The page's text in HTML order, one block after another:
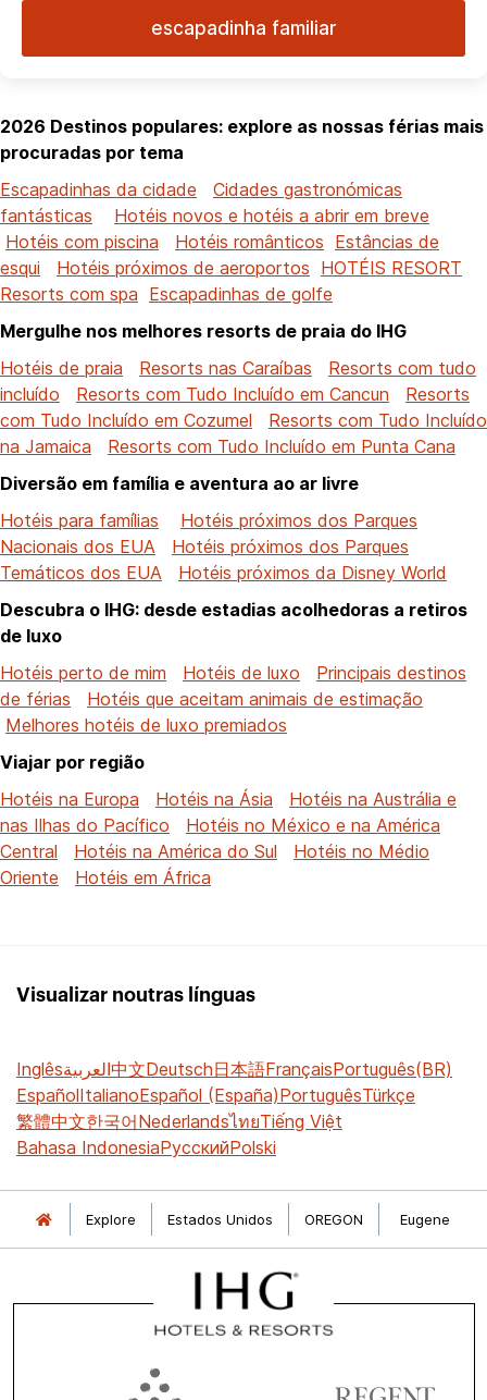
escapadinha familiar
2026 Destinos populares: explore as nossas férias mais
procuradas por tema
Escapadinhas da cidade
Cidades gastronómicas
fantásticas
Hotéis novos e hotéis a abrir em breve
Hotéis com piscina
Hotéis românticos Estâncias de
esqui
Hotéis próximos de aeroportos HOTÉIS RESORT
Resorts com spa Escapadinhas de golfe
Mergulhe nos melhores resorts de praia do IHG
Hotéis de praia
Resorts nas Caraíbas
Resorts com tudo
incluído
Resorts com Tudo Incluído em Cancun
Resorts
com Tudo Incluído em Cozumel
Resorts com Tudo Incluído
na Jamaica
Resorts com Tudo Incluído em Punta Cana
Diversão em família e aventura ao ar livre
Hotéis para famílias
Hotéis próximos dos Parques
Nacionais dos EUA
Hotéis próximos dos Parques
Temáticos dos EUA
Hotéis próximos da Disney World
Descubra o IHG: desde estadias acolhedoras a retiros
de luxo
Hotéis perto de mim
Hotéis de luxo
Principais destinos
de férias
Hotéis que aceitam animais de estimação
Melhores hotéis de luxo premiados
Viajar por região
Hotéis na Europa
Hotéis na Ásia
Hotéis na Austrália e
nas Ilhas do Pacífico
Hotéis no México e na América
Central
Hotéis na América do Sul
Hotéis no Médio
Oriente
Hotéis em África
Visualizar noutras línguas
Inglêsالعربية中文Deutsch日本語FrançaisPortuguês(BR)
EspañolItalianoEspañol (España)PortuguêsTürkçe
繁體中文한국어NederlandsไทยTiếng Việt
Bahasa IndonesiaРусскийPolski
Explore Estados Unidos OREGON Eugene